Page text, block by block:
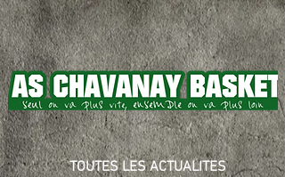
TOUTES LES ACTUALITES